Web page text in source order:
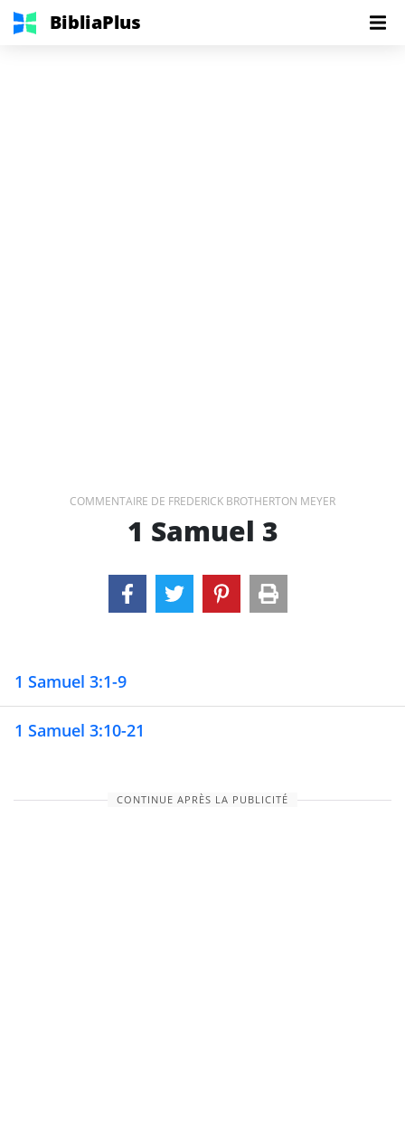
BibliaPlus
COMMENTAIRE DE FREDERICK BROTHERTON MEYER
1 Samuel 3
1 Samuel 3:1-9
1 Samuel 3:10-21
CONTINUE APRÈS LA PUBLICITÉ